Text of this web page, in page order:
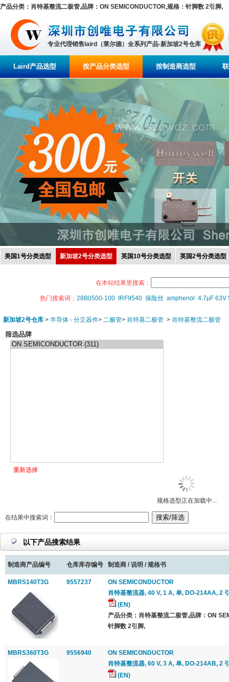
产品分类：肖特基整流二极管,品牌：ON SEMICONDUCTOR,规格：针脚数 2引脚,
专业代理销售laird（莱尔德）全系列产品-新加坡2号仓库
Laird产品选型 按产品分类选型 按制造商选型
美国1号分类选型 新加坡2号分类选型 英国10号分类选型 英国2号分类选型
在本站结果里搜索：
热门搜索词： 28B0500-100 IRF9540 保险丝 amphenol 4.7μF 63V
新加坡2号仓库 > 半导体 - 分立器件> 二极管> 肖特基二极管 > 肖特基整流二极管
筛选品牌
重新选择
规格选型正在加载中...
在结果中搜索词：
以下产品搜索结果
制造商产品编号 仓库库存编号 制造商 / 说明 / 规格书
MBRS140T3G 9557237
ON SEMICONDUCTOR
肖特基整流器, 40 V, 1 A, 单, DO-214AA, 2
(EN)
产品分类：肖特基整流二极管,品牌：ON
针脚数 2引脚,
MBRS360T3G 9556940
ON SEMICONDUCTOR
肖特基整流器, 60 V, 3 A, 单, DO-214AB, 2
(EN)